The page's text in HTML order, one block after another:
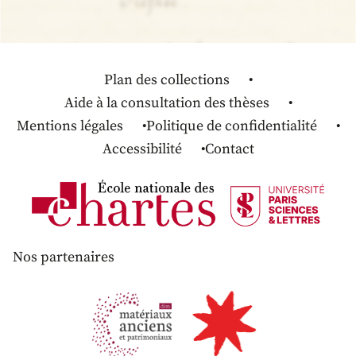
Plan des collections
Aide à la consultation des thèses
Mentions légales
Politique de confidentialité
Accessibilité
Contact
Nos partenaires